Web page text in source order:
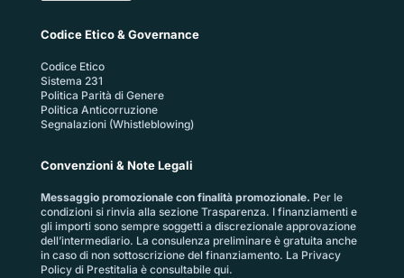
Codice Etico & Governance
Codice Etico
Sistema 231
Politica Parità di Genere
Politica Anticorruzione
Segnalazioni (Whistleblowing)
Convenzioni & Note Legali
Messaggio promozionale con finalità promozionale. Per le
condizioni si rinvia alla sezione Trasparenza. I finanziamenti e
gli importi sono sempre soggetti a discrezionale approvazione
dell’intermediario. La consulenza preliminare è gratuita anche
in caso di non sottoscrizione del finanziamento. La Privacy
Policy di Prestitalia è consultabile qui.